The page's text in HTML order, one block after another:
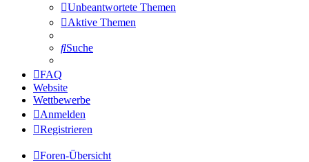
Unbeantwortete Themen
Aktive Themen
Suche
FAQ
Website
Wettbewerbe
Anmelden
Registrieren
Foren-Übersicht